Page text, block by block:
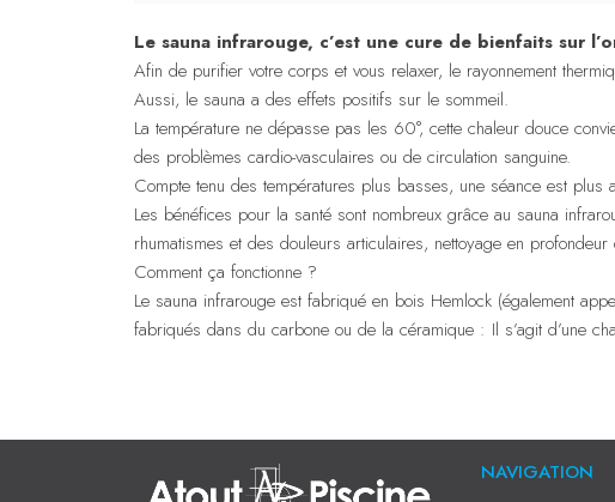
Le sauna infrarouge, c’est une cure de bienfaits sur
Afin de purifier votre corps et vous relaxer, le rayonnement
Aussi, le sauna a des effets positifs sur le sommeil.
La température ne dépasse pas les 60°, cette chaleur douce
des problèmes cardio-vasculaires ou de circulation sanguine.
Compte tenu des températures plus basses, une séance est
Les bénéfices pour la santé sont nombreux grâce au sauna
rhumatismes et des douleurs articulaires, nettoyage en
Comment ça fonctionne ?
Le sauna infrarouge est fabriqué en bois Hemlock (également
fabriqués dans du carbone ou de la céramique : Il s’agit d’une
NAVIGATION